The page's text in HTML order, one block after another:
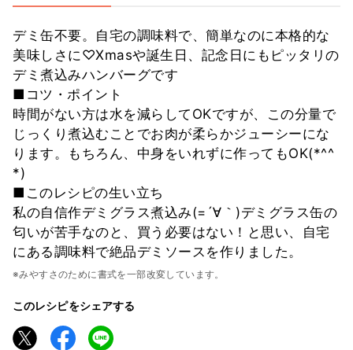
デミ缶不要。自宅の調味料で、簡単なのに本格的な
美味しさに♡Xmasや誕生日、記念日にもピッタリの
デミ煮込みハンバーグです
■コツ・ポイント
時間がない方は水を減らしてOKですが、この分量で
じっくり煮込むことでお肉が柔らかジューシーにな
ります。もちろん、中身をいれずに作ってもOK(*^^
*)
■このレシピの生い立ち
私の自信作デミグラス煮込み(=´∀｀)デミグラス缶の
匂いが苦手なのと、買う必要はない！と思い、自宅
にある調味料で絶品デミソースを作りました。
※みやすさのために書式を一部改変しています。
このレシピをシェアする